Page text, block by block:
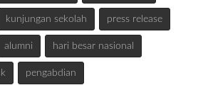
kunjungan sekolah press release
alumni hari besar nasional
pengabdian